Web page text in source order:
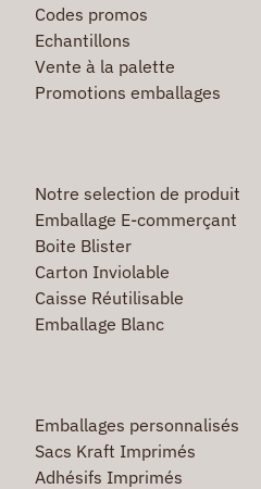
Codes promos
Echantillons
Vente à la palette
Promotions emballages
Notre selection de produit
Emballage E-commerçant
Boite Blister
Carton Inviolable
Caisse Réutilisable
Emballage Blanc
Emballages personnalisés
Sacs Kraft Imprimés
Adhésifs Imprimés